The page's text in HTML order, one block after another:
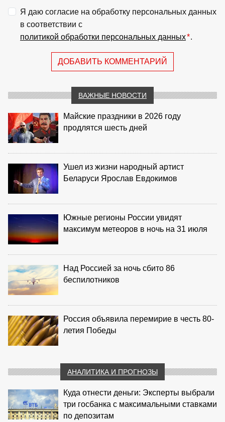
Я даю согласие на обработку персональных данных
в соответствии с
политикой обработки персональных данных*.
ДОБАВИТЬ КОММЕНТАРИЙ
ВАЖНЫЕ НОВОСТИ
Майские праздники в 2026 году
продлятся шесть дней
Ушел из жизни народный артист
Беларуси Ярослав Евдокимов
Южные регионы России увидят
максимум метеоров в ночь на 31 июля
Над Россией за ночь сбито 86
беспилотников
Россия объявила перемирие в честь 80-
летия Победы
АНАЛИТИКА И ПРОГНОЗЫ
Куда отнести деньги: Эксперты выбрали
три госбанка с максимальными ставками
по депозитам